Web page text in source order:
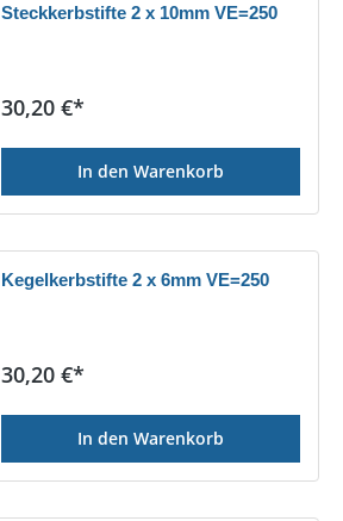
Steckkerbstifte 2 x 10mm VE=250
Regulärer Preis:
30,20 €*
In den Warenkorb
Kegelkerbstifte 2 x 6mm VE=250
Regulärer Preis:
30,20 €*
In den Warenkorb